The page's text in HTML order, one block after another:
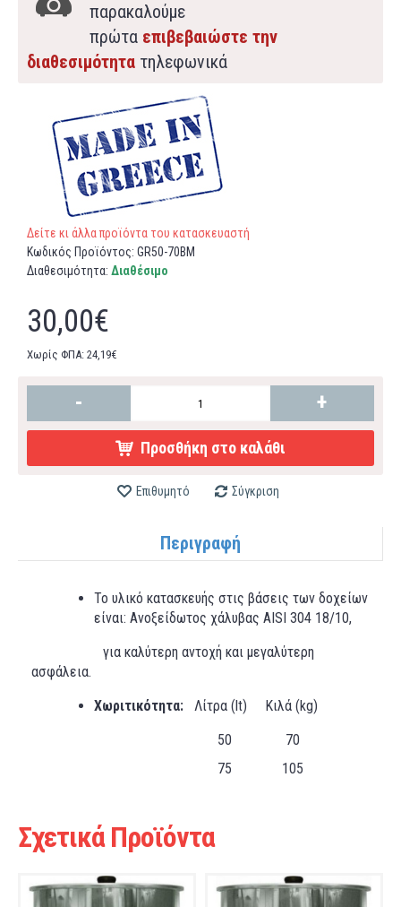
παρακαλούμε
πρώτα επιβεβαιώστε την
διαθεσιμότητα τηλεφωνικά
Δείτε κι άλλα προϊόντα του κατασκευαστή
Κωδικός Προϊόντος: GR50-70ΒM
Διαθεσιμότητα: Διαθέσιμο
30,00€
Χωρίς ΦΠΑ: 24,19€
- +
Προσθήκη στο καλάθι
Επιθυμητό Σύγκριση
Περιγραφή
Το υλικό κατασκευής στις βάσεις των δοχείων
είναι: Ανοξείδωτος χάλυβας AISI 304 18/10,
για καλύτερη αντοχή και μεγαλύτερη
ασφάλεια.
Χωριτικότητα: Λίτρα (lt) Κιλά (kg)
50 70
75 105
Σχετικά Προϊόντα